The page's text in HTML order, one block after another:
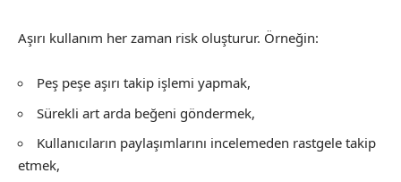
Aşırı kullanım her zaman risk oluşturur. Örneğin:
Peş peşe aşırı takip işlemi yapmak,
Sürekli art arda beğeni göndermek,
Kullanıcıların paylaşımlarını incelemeden rastgele takip
etmek,